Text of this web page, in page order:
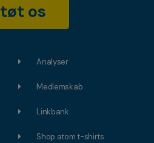
os
Analyser
Medlemskab
Linkbank
Shop atom t-shirts